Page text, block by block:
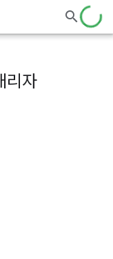
리자